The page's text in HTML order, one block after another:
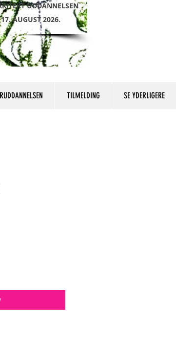
UDDANNELSEN
17. AUGUST 2026.
TILMELDING SE YDERLIGERE